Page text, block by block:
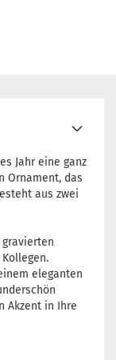
Jahr eine ganz
Ornament, das
aus zwei
eleganten
Akzent in Ihre